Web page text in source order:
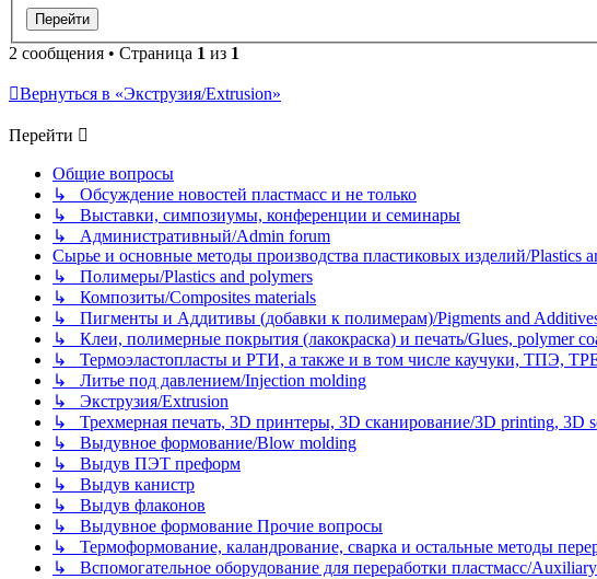
2 сообщения • Страница 1 из 1
Вернуться в «Экструзия/Extrusion»
Перейти
Общие вопросы
↳ Обсуждение новостей пластмасс и не только
↳ Выставки, симпозиумы, конференции и семинары
↳ Административный/Admin forum
Сырье и основные методы производства пластиковых изделий/Plastics
↳ Полимеры/Plastics and polymers
↳ Композиты/Сomposites materials
↳ Пигменты и Аддитивы (добавки к полимерам)/Pigments and
↳ Клеи, полимерные покрытия (лакокраска) и печать/Glues, polymer
↳ Термоэластопласты и РТИ, а также и в том числе каучуки, ТПЭ,
↳ Литье под давлением/Injection molding
↳ Экструзия/Extrusion
↳ Трехмерная печать, 3D принтеры, 3D сканирование/3D printing, 3D
↳ Выдувное формование/Blow molding
↳ Выдув ПЭТ преформ
↳ Выдув канистр
↳ Выдув флаконов
↳ Выдувное формование Прочие вопросы
↳ Термоформование, каландрование, сварка и остальные методы
↳ Вспомогательное оборудование для переработки пластмасс/